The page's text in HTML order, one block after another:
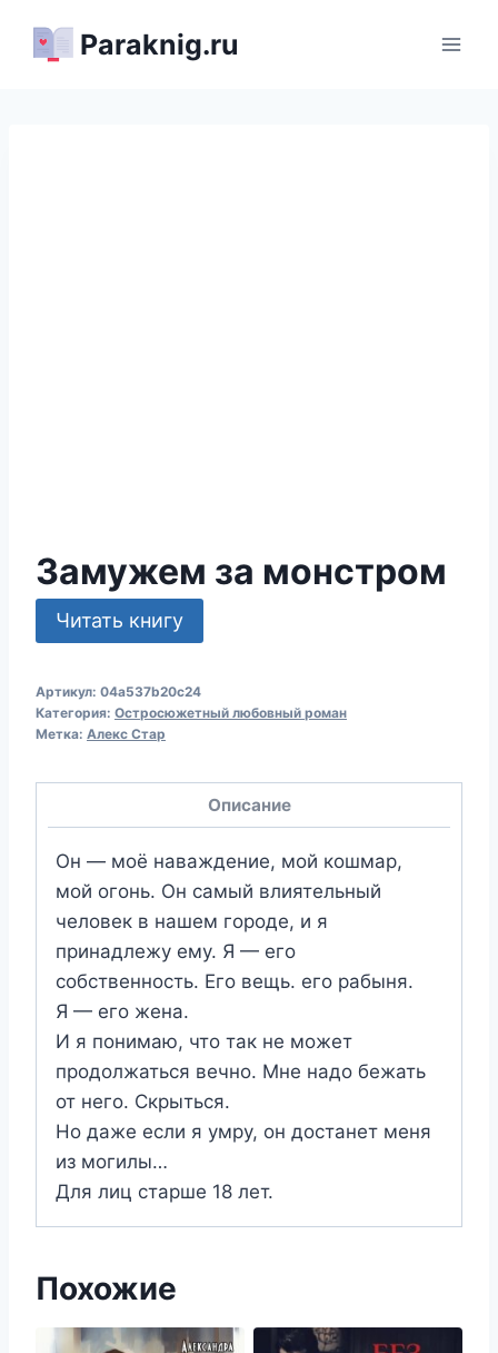
Paraknig.ru
Замужем за монстром
Читать книгу
Артикул: 04a537b20c24
Категория: Остросюжетный любовный роман
Метка: Алекс Стар
Описание
Он — моё наваждение, мой кошмар,
мой огонь. Он самый влиятельный
человек в нашем городе, и я
принадлежу ему. Я — его
собственность. Его вещь. его рабыня.
Я — его жена.
И я понимаю, что так не может
продолжаться вечно. Мне надо бежать
от него. Скрыться.
Но даже если я умру, он достанет меня
из могилы…
Для лиц старше 18 лет.
Похожие